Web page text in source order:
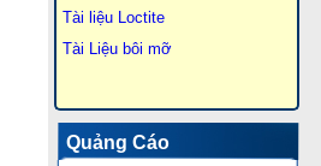
Tài liệu Loctite
Tài Liệu bôi mỡ
Quảng Cáo